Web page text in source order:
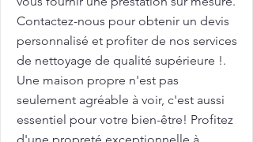
Contactez-nous pour obtenir un devis
personnalisé et profiter de nos services
de nettoyage de qualité supérieure !.
Une maison propre n'est pas
seulement agréable à voir, c'est aussi
essentiel pour votre bien-être! Profitez